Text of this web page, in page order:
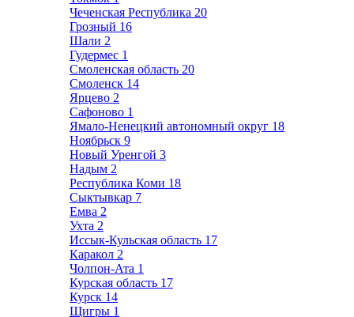
Чеченская Республика 20
Грозный 16
Шали 2
Гудермес 1
Смоленская область 20
Смоленск 14
Ярцево 2
Сафоново 1
Ямало-Ненецкий автономный округ 18
Ноябрьск 9
Новый Уренгой 3
Надым 2
Республика Коми 18
Сыктывкар 7
Емва 2
Ухта 2
Иссык-Кульская область 17
Каракол 2
Чолпон-Ата 1
Курская область 17
Курск 14
Щигры 1